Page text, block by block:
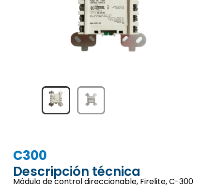
C300
Descripción técnica
Módulo de control direccionable, Firelite, C-300